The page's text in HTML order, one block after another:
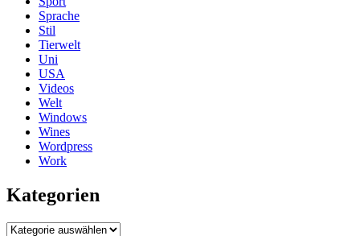
Sprache
Stil
Tierwelt
Uni
USA
Videos
Welt
Windows
Wines
Wordpress
Work
Kategorien
Kategorien